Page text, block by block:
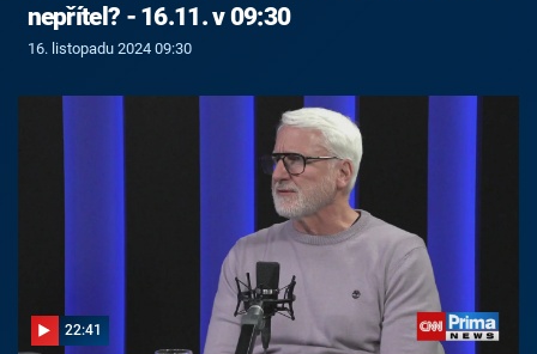
nepřítel? - 16.11. v 09:30
16. listopadu 2024 09:30
22:41